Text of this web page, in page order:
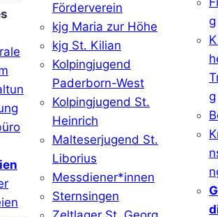
Förderverein
kjg Maria zur Höhe
kjg St. Kilian
Kolpingjugend
Paderborn-West
Kolpingjugend St.
Heinrich
Malteserjugend St.
Liborius
Messdiener*innen
Sternsingen
g
g